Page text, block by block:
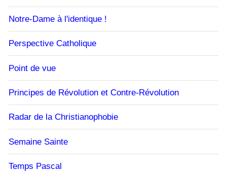
Notre-Dame à l'identique !
Perspective Catholique
Point de vue
Principes de Révolution et Contre-Révolution
Radar de la Christianophobie
Semaine Sainte
Temps Pascal